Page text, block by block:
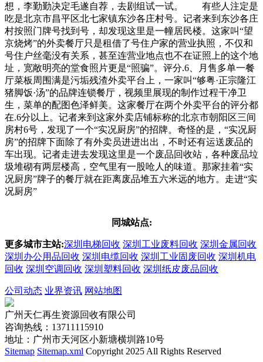
想，李勤勤决定毛遂自荐，去剧组试一试。 有些人注定是
吃是北京市昌平区北七家镇东沙各庄村号。记者来到东沙各庄
村按照门牌号找到号，却发现这里是一幢居民楼。这家叫“望
京烧烤”的外卖餐厅只是租借了号住户家的营业执照，不仅和
号住户丝毫没有关系，甚至连营业地点也不在证照上的这个地
址，宽敞明亮的堂食照片更是“照骗”。评分.6、月售多单一餐
厅菜板周围满是污垢残渣外卖平台上，一家叫“够粤·正宗隆江
猪脚饭·汤”的品牌连锁餐厅，视频里展现的制作过程干净卫
生，菜单的配图色泽鲜美。这家餐厅在两个外卖平台的评分都
在.6分以上。记者来到这家外卖店铺标称的北京市朝阳区三间
房村6号，发现了一个“实况厨房”的招牌。奇怪的是，“实况厨
房”的招牌下面除了有外卖员进进出出，不时还有运送废品的
车出现。记者走进去发现这里是一个废品回收站，各种废品垃
圾堆砌有两层楼高，空气里有一股呛人的味道。那家挂着“实
况厨房”牌子的餐厅就在距离废品堆五六米远的地方。走进“实
况厨房”
同城站点:
更多城市主站:深圳电梯回收 深圳工业废料回收 深圳金属回收
深圳办公用品回收 深圳电缆回收 深圳工业固废回收 深圳机电
回收 深圳空调回收 深圳塑料回收 深圳纸皮废品回收
公司动态 业界资讯 网站地图
广州天仁再生资源回收有限公司
咨询热线：13711115910
地址：广州市天河区小新塘横圳路10号
Sitemap Sitemap.xml Copyright 2025 All Rights Reserved